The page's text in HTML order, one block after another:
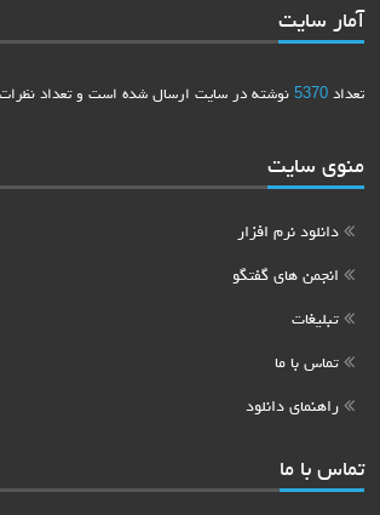
آمار سایت
تعداد5370 نوشته در سایت ارسال شده است و تعداد
منوی سایت
دانلود نرم افزار
انجمن های گفتگو
تبلیغات
تماس با ما
راهنمای دانلود
تماس با ما